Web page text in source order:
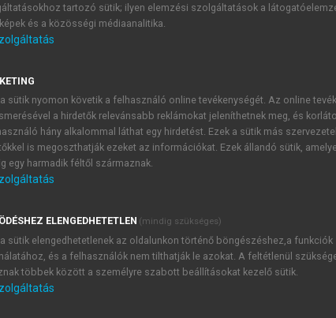
IV.
ÉS ÁLLAMOSÍTÁS MAGYARORSZÁGON IV.
tartozó sütik; ilyen elemzési szolgáltatások a
és a közösségi médiaanalitika.
a sütik nyomon követik a felhasználó online tevékenységét. Az online
a hirdetők relevánsabb reklámokat jeleníthetnek meg, és
hány alkalommal láthat egy hirdetést. Ezek a sütik más
is megoszthatják ezeket az információkat. Ezek állandó sütik,
egy harmadik féltől származnak.
ELENGEDHETETLEN (mindig szükséges)
a sütik elengedhetetlenek az oldalunkon történő böngészéshez,a funkciók
és a felhasználók nem tilthatják le azokat. A feltétlenül
többek között a személyre szabott beállításokat kezelő sütik.